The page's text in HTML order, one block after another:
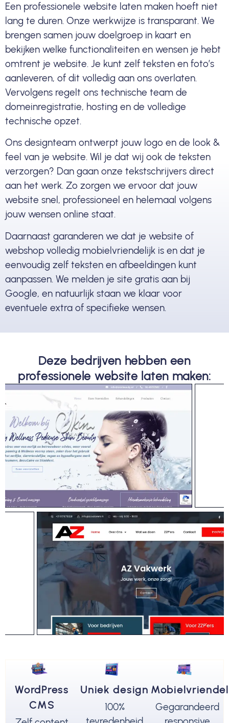
Een professionele website laten maken hoeft niet
lang te duren. Onze werkwijze is transparant. We
brengen samen jouw doelgroep in kaart en
bekijken welke functionaliteiten en wensen je hebt
omtrent je website. Je kunt zelf teksten en foto’s
aanleveren, of dit volledig aan ons overlaten.
Vervolgens regelt ons technische team de
domeinregistratie, hosting en de volledige
technische opzet.
Ons designteam ontwerpt jouw logo en de look &
feel van je website. Wil je dat wij ook de teksten
verzorgen? Dan gaan onze tekstschrijvers direct
aan het werk. Zo zorgen we ervoor dat jouw
website snel, professioneel en helemaal volgens
jouw wensen online staat.
Daarnaast garanderen we dat je website of
webshop volledig mobielvriendelijk is en dat je
eenvoudig zelf teksten en afbeeldingen kunt
aanpassen. We melden je site gratis aan bij
Google, en natuurlijk staan we klaar voor
eventuele extra of specifieke wensen.
Deze bedrijven hebben een
professionele website laten maken:
WordPress
CMS
Uniek design
100%
Gegarandeerd